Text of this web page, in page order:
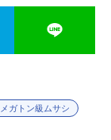
メガトン級ムサシ